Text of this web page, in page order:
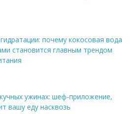
почему кокосовая вода
становится главным трендом
ужинах: шеф-приложение,
вашу еду насквозь